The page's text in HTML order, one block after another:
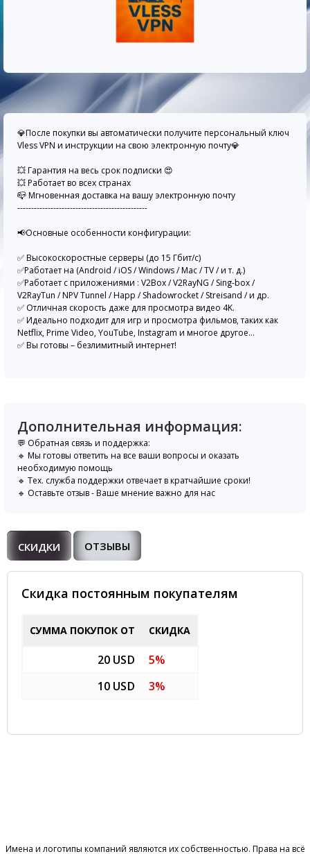
💎После покупки вы автоматически получите персональный ключ
Vless VPN и инструкции на свою электронную почту💎
💥 Гарантия на весь срок подписки 😍
💥 Работает во всех странах
📪 Мгновенная доставка на вашу электронную почту
-----------------------------------------------
📢Основные особенности конфигурации:
✅ Высокоскоростные серверы (до 15 Гбит/с)
✅Работает на (Android / iOS / Windows / Mac / TV / и т. д.)
✅Работает с приложениями : V2Box / V2RayNG / Sing-box /
V2RayTun / NPV Tunnel / Happ / Shadowrocket / Streisand / и др.
✅ Отличная скорость даже для просмотра видео 4K.
✅ Идеально подходит для игр и просмотра фильмов, таких как
Netflix, Prime Video, YouTube, Instagram и многое другое...
✅ Вы готовы – безлимитный интернет!
Дополнительная информация:
💬 Обратная связь и поддержка:
🔹 Мы готовы ответить на все ваши вопросы и оказать
необходимую помощь
🔹 Тех. служба поддержки отвечает в кратчайшие сроки!
🔹 Оставьте отзыв - Ваше мнение важно для нас
СКИДКИ ОТЗЫВЫ
Cкидка постоянным покупателям
СУММА ПОКУПОК ОТ СКИДКА
20 USD
5%
10 USD
3%